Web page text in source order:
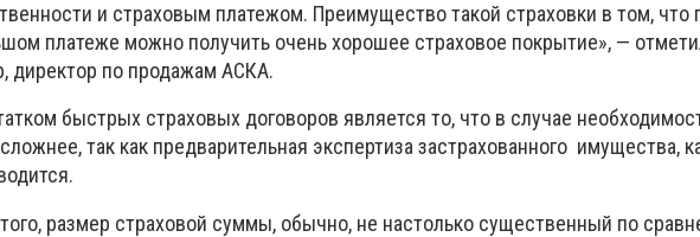
и страховым платежом. Преимущество такой страховки в том, что
платеже можно получить очень хорошее страховое покрытие», —
директор по продажам АСКА.
быстрых страховых договоров является то, что в случае
так как предварительная экспертиза застрахованного имущества,
размер страховой суммы, обычно, не настолько существенный по